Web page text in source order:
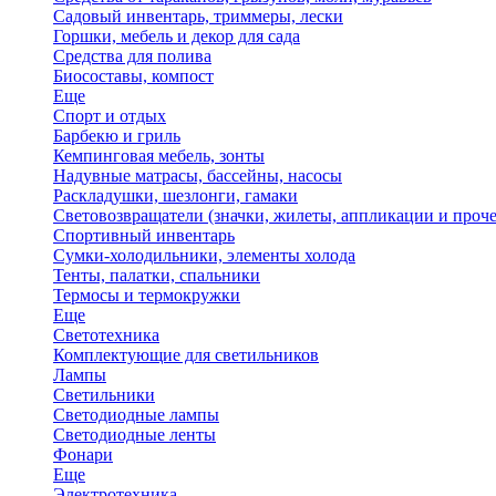
Садовый инвентарь, триммеры, лески
Горшки, мебель и декор для сада
Средства для полива
Биосоставы, компост
Еще
Спорт и отдых
Барбекю и гриль
Кемпинговая мебель, зонты
Надувные матрасы, бассейны, насосы
Раскладушки, шезлонги, гамаки
Световозвращатели (значки, жилеты, аппликации и
Спортивный инвентарь
Сумки-холодильники, элементы холода
Тенты, палатки, спальники
Термосы и термокружки
Еще
Светотехника
Комплектующие для светильников
Лампы
Светильники
Светодиодные лампы
Светодиодные ленты
Фонари
Еще